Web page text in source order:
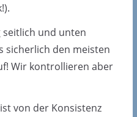
seitlich und unten
sicherlich den meisten
Wir kontrollieren aber
von der Konsistenz